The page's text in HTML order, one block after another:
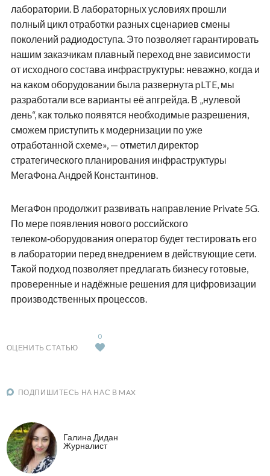
лаборатории. В лабораторных условиях прошли
полный цикл отработки разных сценариев смены
поколений радиодоступа. Это позволяет гарантировать
нашим заказчикам плавный переход вне зависимости
от исходного состава инфраструктуры: неважно, когда и
на каком оборудовании была развернута pLTE, мы
разработали все варианты её апгрейда. В „нулевой
день“, как только появятся необходимые разрешения,
сможем приступить к модернизации по уже
отработанной схеме», — отметил директор
стратегического планирования инфраструктуры
МегаФона Андрей Константинов.
МегаФон продолжит развивать направление Private 5G.
По мере появления нового российского
телеком‑оборудования оператор будет тестировать его
в лаборатории перед внедрением в действующие сети.
Такой подход позволяет предлагать бизнесу готовые,
проверенные и надёжные решения для цифровизации
производственных процессов.
ОЦЕНИТЬ СТАТЬЮ
0
ПОДПИШИТЕСЬ НА НАС В MAX
Галина Дидан
Журналист